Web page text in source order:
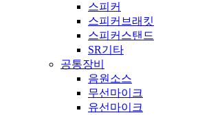
스피커
스피커브래킷
스피커스탠드
SR기타
공통장비
음원소스
무선마이크
유선마이크